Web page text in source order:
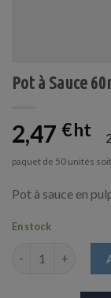
Pot à Sauce
2,47 €
paquet de 50 unités soit
Pot à sauce en
En stock